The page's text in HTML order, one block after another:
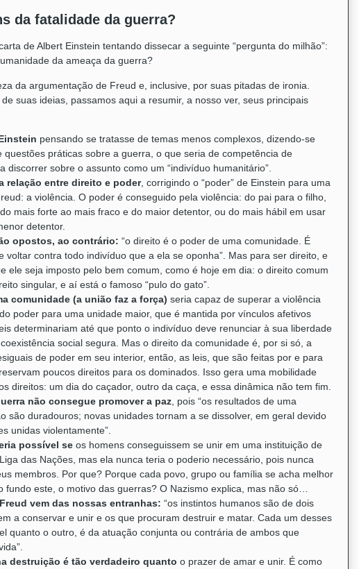
da fatalidade da guerra?
de Albert Einstein tentando dissecar a seguinte “pergunta do milhão”:
da ameaça da guerra?
da argumentação de Freud e, inclusive, por suas pitadas de ironia.
suas ideias, passamos aqui a resumir, a nosso ver, seus principais
pensando se tratasse de temas menos complexos, dizendo-se
questões práticas sobre a guerra, o que seria de competência de
discorrer sobre o assunto como um “indivíduo humanitário”.
relação entre direito e poder, corrigindo o “poder” de Einstein para uma
a violência. O poder é conseguido pela violência: do pai para o filho,
mais forte ao mais fraco e do maior detentor, ou do mais hábil em usar
detentor.
opostos, ao contrário: “o direito é o poder de uma comunidade. É
voltar contra todo indivíduo que a ela se oponha”. Mas para ser direito, e
ele seja imposto pelo bem comum, como é hoje em dia: o direito comum
singular, e aí está o famoso “pulo do gato”.
comunidade (a união faz a força) seria capaz de superar a violência
poder para uma unidade maior, que é mantida por vínculos afetivos
determinariam até que ponto o indivíduo deve renunciar à sua liberdade
social segura. Mas o direito da comunidade é, por si só, a
de poder em seu interior, então, as leis, que são feitas por e para
poucos direitos para os dominados. Isso gera uma mobilidade
direitos: um dia do caçador, outro da caça, e essa dinâmica não tem fim.
não consegue promover a paz , pois “os resultados de uma
são duradouros; novas unidades tornam a se dissolver, em geral devido
unidas violentamente”.
possível se os homens conseguissem se unir em uma instituição de
das Nações, mas ela nunca teria o poderio necessário, pois nunca
membros. Por que? Porque cada povo, grupo ou família se acha melhor
fundo este, o motivo das guerras? O Nazismo explica, mas não só…
vem das nossas entranhas: “os instintos humanos são de dois
a conservar e unir e os que procuram destruir e matar. Cada um desses
quanto o outro, é da atuação conjunta ou contrária de ambos que
destruição é tão verdadeiro quanto o prazer de amar e unir. É como